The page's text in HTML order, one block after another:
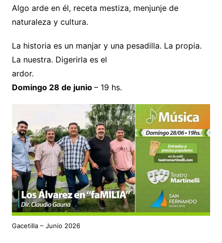
Algo arde en él, receta mestiza, menjunje de
naturaleza y cultura.
La historia es un manjar y una pesadilla. La propia.
La nuestra. Digerirla es el
ardor.
Domingo 28 de junio – 19 hs.
Gacetilla – Junio 2026